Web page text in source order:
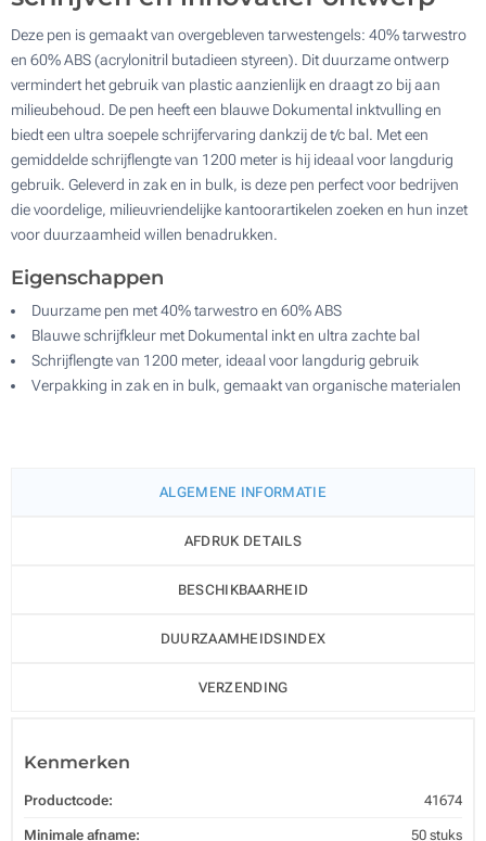
Deze pen is gemaakt van overgebleven tarwestengels: 40% tarwestro
en 60% ABS (acrylonitril butadieen styreen). Dit duurzame ontwerp
vermindert het gebruik van plastic aanzienlijk en draagt zo bij aan
milieubehoud. De pen heeft een blauwe Dokumental inktvulling en
biedt een ultra soepele schrijfervaring dankzij de t/c bal. Met een
gemiddelde schrijflengte van 1200 meter is hij ideaal voor langdurig
gebruik. Geleverd in zak en in bulk, is deze pen perfect voor bedrijven
die voordelige, milieuvriendelijke kantoorartikelen zoeken en hun inzet
voor duurzaamheid willen benadrukken.
Eigenschappen
Duurzame pen met 40% tarwestro en 60% ABS
Blauwe schrijfkleur met Dokumental inkt en ultra zachte bal
Schrijflengte van 1200 meter, ideaal voor langdurig gebruik
Verpakking in zak en in bulk, gemaakt van organische materialen
ALGEMENE INFORMATIE
AFDRUK DETAILS
BESCHIKBAARHEID
DUURZAAMHEIDSINDEX
VERZENDING
Kenmerken
Productcode: 41674
Minimale afname: 50 stuks